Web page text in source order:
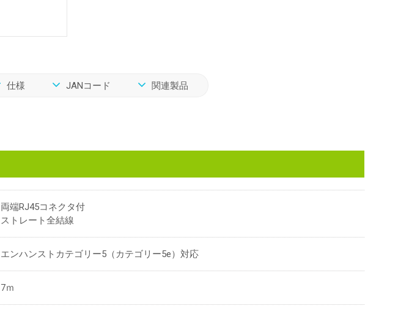
仕様 JANコード 関連製品
両端RJ45コネクタ付
ストレート全結線
エンハンストカテゴリー5（カテゴリー5e）対応
7ｍ